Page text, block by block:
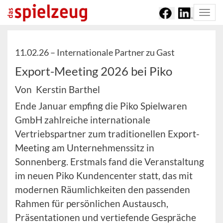
11.02.26 – Internationale Partner zu Gast
Export-Meeting 2026 bei Piko
Von Kerstin Barthel
Ende Januar empfing die Piko Spielwaren
GmbH zahlreiche internationale
Vertriebspartner zum traditionellen Export-
Meeting am Unternehmenssitz in
Sonnenberg. Erstmals fand die Veranstaltung
im neuen Piko Kundencenter statt, das mit
modernen Räumlichkeiten den passenden
Rahmen für persönlichen Austausch,
Präsentationen und vertiefende Gespräche